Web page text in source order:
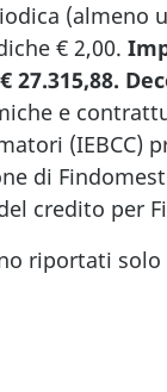
(almeno
€ 2,00.
e
(IEBCC)
di
credito per
riportati